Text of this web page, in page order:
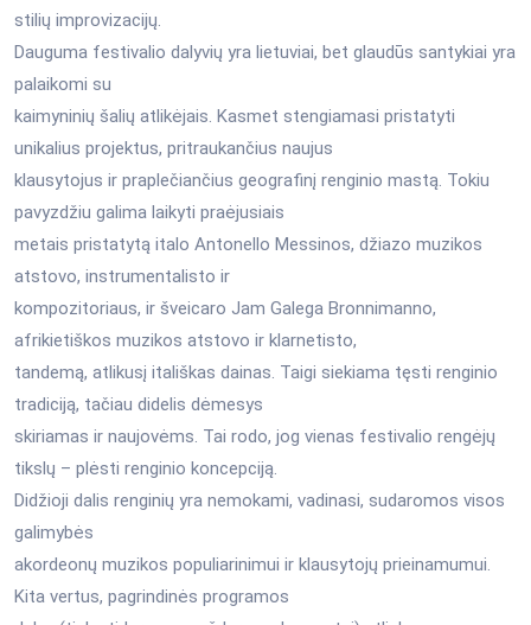
stilių improvizacijų.
Dauguma festivalio dalyvių yra lietuviai, bet glaudūs santykiai yra
palaikomi su
kaimyninių šalių atlikėjais. Kasmet stengiamasi pristatyti
unikalius projektus, pritraukančius naujus
klausytojus ir praplečiančius geografinį renginio mastą. Tokiu
pavyzdžiu galima laikyti praėjusiais
metais pristatytą italo Antonello Messinos, džiazo muzikos
atstovo, instrumentalisto ir
kompozitoriaus, ir šveicaro Jam Galega Bronnimanno,
afrikietiškos muzikos atstovo ir klarnetisto,
tandemą, atlikusį itališkas dainas. Taigi siekiama tęsti renginio
tradiciją, tačiau didelis dėmesys
skiriamas ir naujovėms. Tai rodo, jog vienas festivalio rengėjų
tikslų – plėsti renginio koncepciją.
Didžioji dalis renginių yra nemokami, vadinasi, sudaromos visos
galimybės
akordeonų muzikos populiarinimui ir klausytojų prieinamumui.
Kita vertus, pagrindinės programos